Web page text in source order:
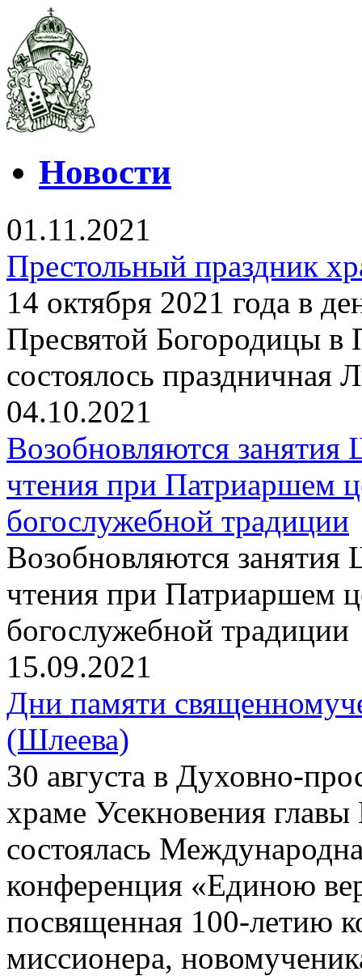
Новости
01.11.2021
Престольный праздник
14 октября 2021 года в
Пресвятой Богородицы в
состоялось праздничная
04.10.2021
Возобновляются
чтения при Патриаршем
богослужебной традиции
Возобновляются
чтения при Патриаршем
богослужебной традиции
15.09.2021
Дни памяти
(Шлеева)
30 августа в Духовно-
храме Усекновения
состоялась
конференция «Единою
посвященная 100-летию
миссионера,